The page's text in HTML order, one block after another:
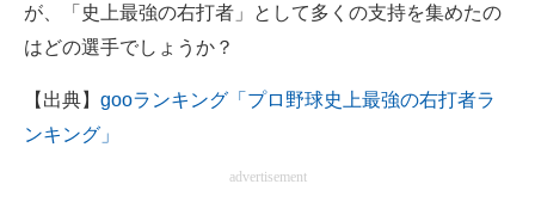
企業ITのトレンドを詳説
経営リーダーのコミュニティ
マーケ×ITの今がよく分かる
が、「史上最強の右打者」として多くの支持を集めたの
はどの選手でしょうか？
【出典】 gooランキング「プロ野球史上最強の右打者ラ
ンキング」
advertisement